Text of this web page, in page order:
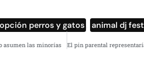
perros y gatos animal dj fest
asumen las minorías